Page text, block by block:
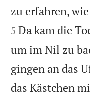
zu erfahren,
5 Da kam die
um im Nil zu
gingen an das
das Kästchen